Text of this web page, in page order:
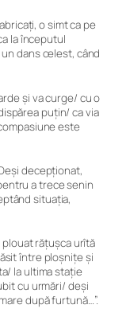
o simt ca pe
la începutul
dans celest, când
şi va curge/ cu o
puţin/ ca via
este
decepționat,
a trece senin
situația,
plouat rățușca urîtă
între ploșnițe și
la ultima stație
cu urmări/ deși
după furtună…”.